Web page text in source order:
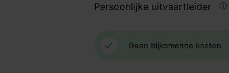
Persoonlijke uitvaartleider
Geen bijkomende kosten